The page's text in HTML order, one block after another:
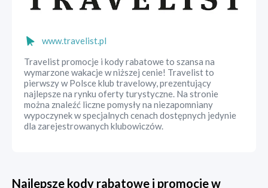
www.travelist.pl
Travelist promocje i kody rabatowe to szansa na
wymarzone wakacje w niższej cenie! Travelist to
pierwszy w Polsce klub travelowy, prezentujący
najlepsze na rynku oferty turystyczne. Na stronie
można znaleźć liczne pomysły na niezapomniany
wypoczynek w specjalnych cenach dostępnych jedynie
dla zarejestrowanych klubowiczów.
Najlepsze kody rabatowe i promocje w